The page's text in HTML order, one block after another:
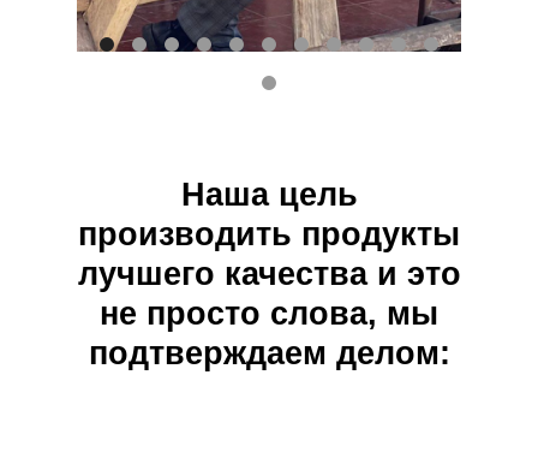
Наша цель
производить продукты
лучшего качества и это
не просто слова, мы
подтверждаем делом: